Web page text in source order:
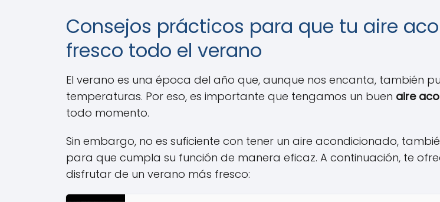
Consejos prácticos para que tu aire
fresco todo el verano
El verano es una época del año que, aunque nos encanta, también
temperaturas. Por eso, es importante que tengamos un buen aire
todo momento.
Sin embargo, no es suficiente con tener un aire acondicionado,
para que cumpla su función de manera eficaz. A continuación, te
disfrutar de un verano más fresco: